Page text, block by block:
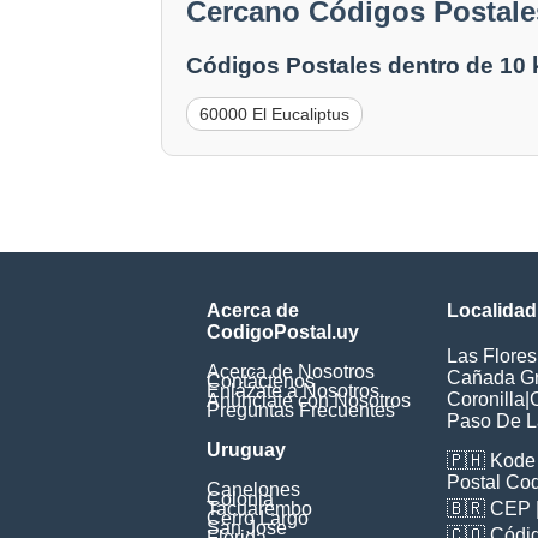
Cercano Códigos
Códigos Postales dentro de 10
60000 El Eucaliptus
Acerca de
CodigoPostal.uy
Acerca de Nosotros
Contáctenos
Enlázate a Nosotros
Anúnciate con Nosotros
Preguntas Frecuentes
Uruguay
Canelones
Colonia
Tacuarembo
Cerro Largo
San Jose
Las Flores
Cañada
Coronilla
Paso De
🇵🇭
Postal
🇧🇷 CEP